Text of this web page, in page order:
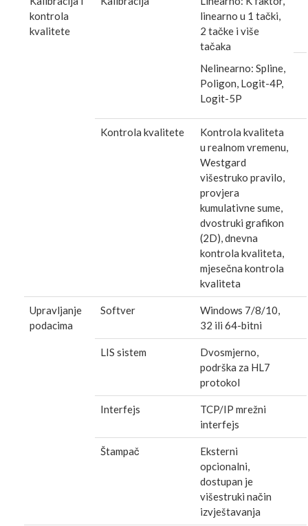
kontrola
kvalitete
linearno u 1 tački,
2 tačke i više
tačaka
Nelinearno: Spline,
Poligon, Logit-4P,
Logit-5P
Kontrola kvalitete
Kontrola kvaliteta
u realnom vremenu,
Westgard
višestruko pravilo,
provjera
kumulativne sume,
dvostruki grafikon
(2D), dnevna
kontrola kvaliteta,
mjesečna kontrola
kvaliteta
Upravljanje
podacima
Softver
Windows 7/8/10,
32 ili 64-bitni
LIS sistem
Dvosmjerno,
podrška za HL7
protokol
Interfejs
TCP/IP mrežni
interfejs
Štampač
Eksterni
opcionalni,
dostupan je
višestruki način
izvještavanja